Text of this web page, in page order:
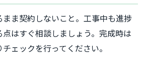
ま契約しないこと。工事中も進捗
はすぐ相談しましょう。完成時は
ェックを行ってください。